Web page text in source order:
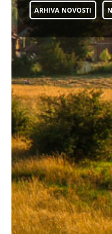
ARHIVA NOVOSTI